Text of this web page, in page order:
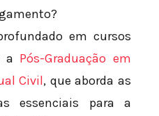
em cursos
a Pós-Graduação em
Civil, que aborda as
essenciais para a